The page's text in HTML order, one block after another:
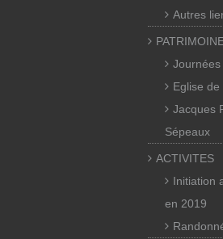
Autres
Eglise
Jacques
Sépeaux
ACTIVITES
Initiation
en 2019